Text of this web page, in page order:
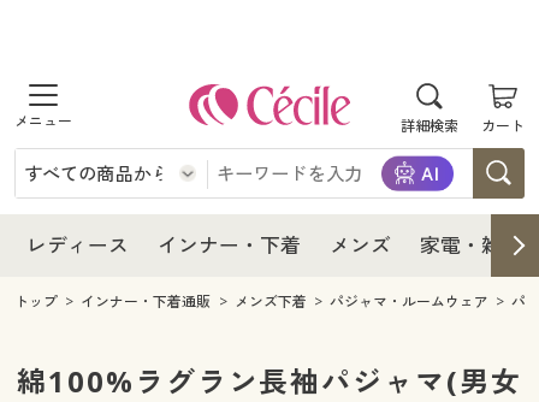
詳細検索 カート
商品を探す
レディース
レディースファッション
女性下着
インナー・下着
インナー・下着通販すべて
女性下着
メンズ
メンズ通販すべて
家電・雑貨
レディース インナー・下着 メンズ 家電・雑貨
レディース
レディース通販すべて
レディースファッション
インナー・下着
インナー・下着通販すべて
メンズ
トップ インナー・下着通販 メンズ下着 パジャマ・ルームウェア パ
綿100%ラグラン長袖パジャマ(男女